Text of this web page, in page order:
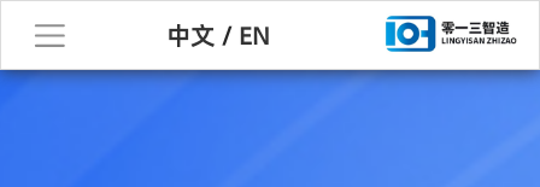
中文 / EN